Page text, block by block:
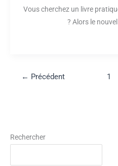
Vous cherchez un livre
? Alors le
← Précédent 1
Rechercher